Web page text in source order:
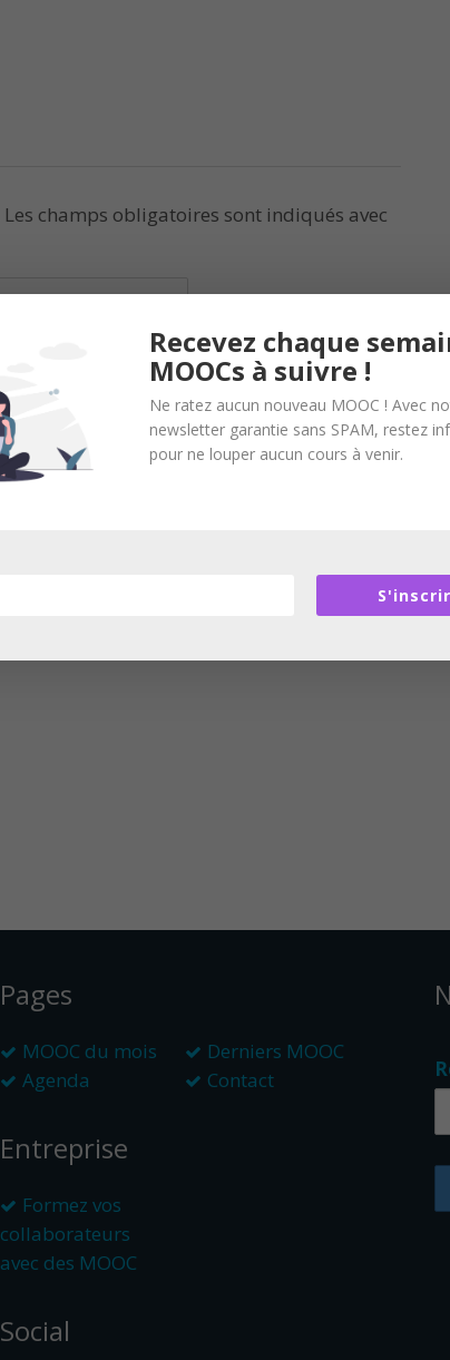
Les champs obligatoires sont indiqués avec
Pages
MOOC du mois
Derniers MOOC
Agenda
Contact
Entreprise
Formez vos
collaborateurs
avec des MOOC
Social
Recevez chaque
MOOCs à suivre !
Ne ratez aucun nouveau MOOC ! Avec
newsletter garantie sans SPAM, restez
pour ne louper aucun cours à venir.